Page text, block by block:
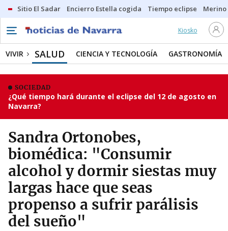
Sitio El Sadar Encierro Estella cogida Tiempo eclipse
Kiosko
VIVIR SALUD CIENCIA Y TECNOLOGÍA GASTRONOMÍA
SOCIEDAD
¿Qué tiempo hará durante el eclipse del 12 de agosto en
Navarra?
Sandra Ortonobes,
biomédica: "Consumir
alcohol y dormir siestas muy
largas hace que seas
propenso a sufrir parálisis
del sueño"